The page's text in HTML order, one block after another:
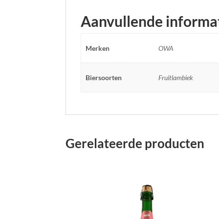
Aanvullende
Merken OWA
Biersoorten Fruitlambiek
Gerelateerde producten